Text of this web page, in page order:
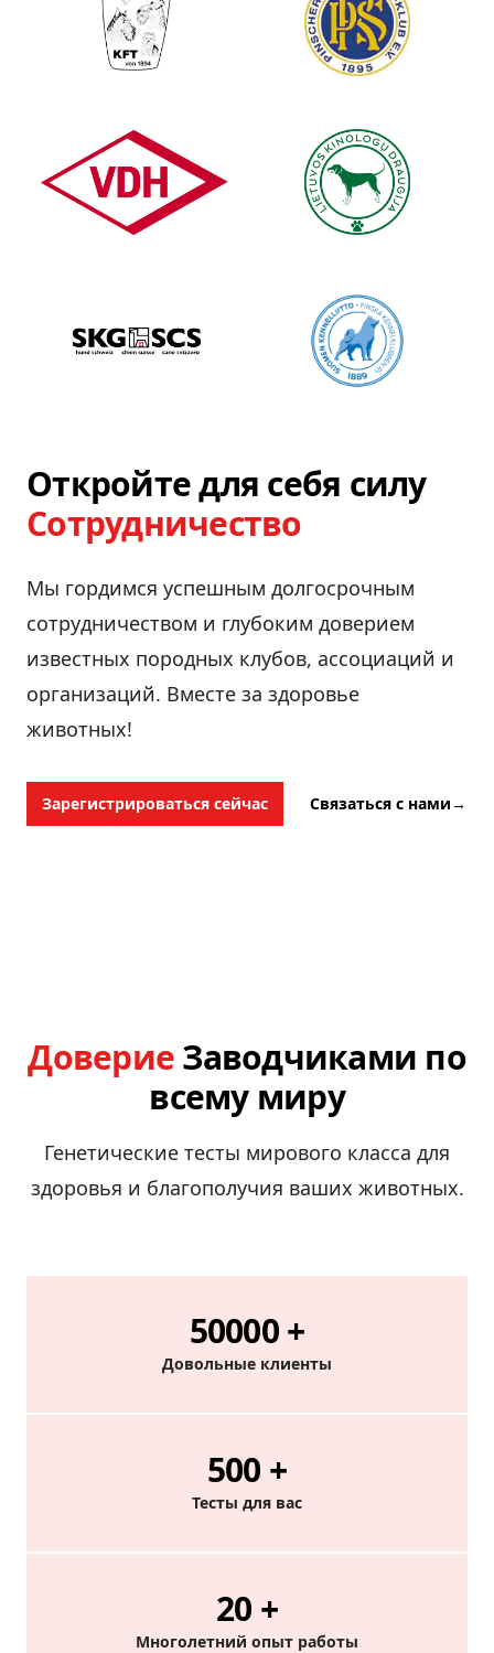
Откройте для себя силу
Сотрудничество
Мы гордимся успешным долгосрочным
сотрудничеством и глубоким доверием
известных породных клубов, ассоциаций и
организаций. Вместе за здоровье
животных!
Зарегистрироваться сейчас Связаться с нами→
ДовериеЗаводчиками по
всему миру
Генетические тесты мирового класса для
здоровья и благополучия ваших животных.
Довольные клиенты
50000+
Тесты для вас
500 +
Многолетний опыт работы
20 +